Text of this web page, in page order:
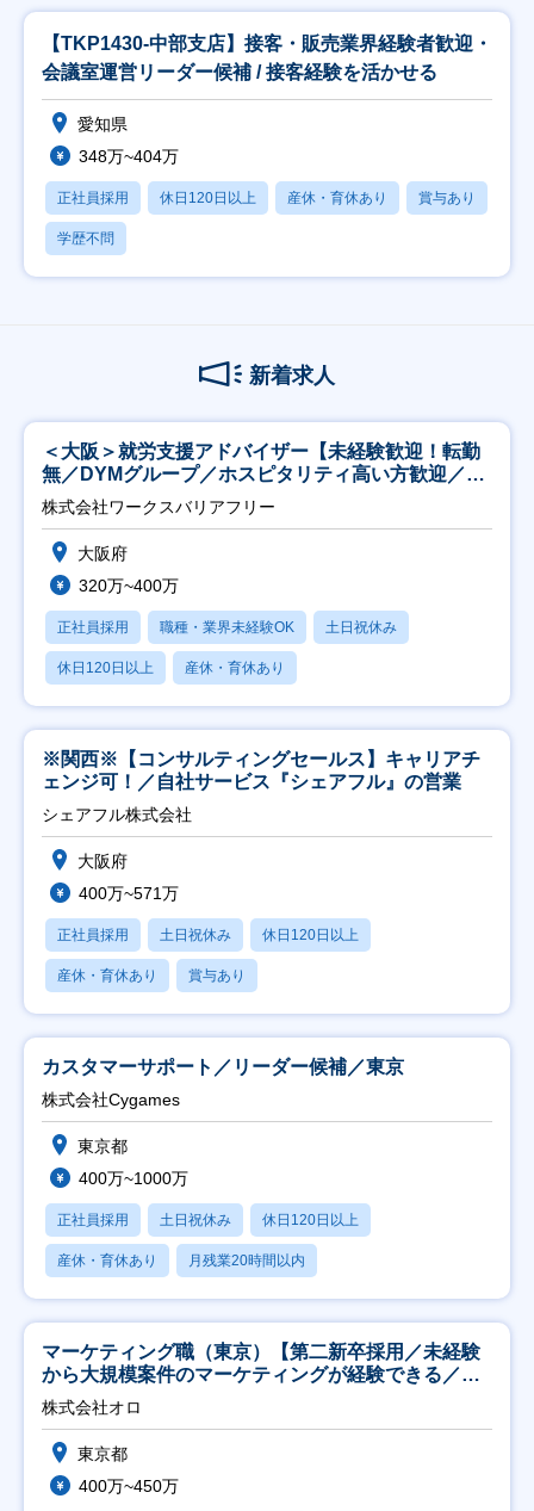
【TKP1430-中部支店】接客・販売業界経験者歓迎・
会議室運営リーダー候補 / 接客経験を活かせる
愛知県
348万~404万
正社員採用 休日120日以上 産休・育休あり 賞与あり
学歴不問
新着求人
＜大阪＞就労支援アドバイザー【未経験歓迎！転勤
無／DYMグループ／ホスピタリティ高い方歓迎／土
日祝】
株式会社ワークスバリアフリー
大阪府
320万~400万
正社員採用 職種・業界未経験OK 土日祝休み
休日120日以上 産休・育休あり
※関西※【コンサルティングセールス】キャリアチ
ェンジ可！／自社サービス『シェアフル』の営業
シェアフル株式会社
大阪府
400万~571万
正社員採用 土日祝休み 休日120日以上
産休・育休あり 賞与あり
カスタマーサポート／リーダー候補／東京
株式会社Cygames
東京都
400万~1000万
正社員採用 土日祝休み 休日120日以上
産休・育休あり 月残業20時間以内
マーケティング職（東京）【第二新卒採用／未経験
から大規模案件のマーケティングが経験できる／研
修充実】
株式会社オロ
東京都
400万~450万